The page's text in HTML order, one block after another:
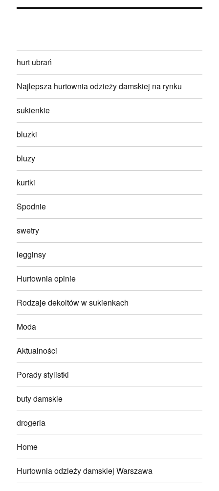
hurt ubrań
Najlepsza hurtownia odzieży damskiej na rynku
sukienkie
bluzki
bluzy
kurtki
Spodnie
swetry
legginsy
Hurtownia opinie
Rodzaje dekoltów w sukienkach
Moda
Aktualności
Porady stylistki
buty damskie
drogeria
Home
Hurtownia odzieży damskiej Warszawa